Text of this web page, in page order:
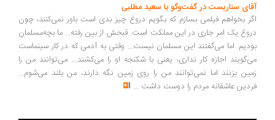
سناریست در گفت‌وگو با سعید مطلبی
بخواهم فیلمی بسازم که بگویم دروغ چیز بدی است باور نمی‌کنند، چون
یک امر جاری در این مملکت است. قبحش از بین رفته... ما بچه‌مسلمان
اما می‌گفتند این مسلمان نیست... وقتی به آدمی که در کار سینماست
اجازه کار نداری، یعنی با شکنجه او را می‌کشند... می‌توانند من را
بزنند اما نمی‌توانند من را روی زمین نگه دارند، من بلند می‌شوم...
عاشقانه مردم را دوست داشت ...